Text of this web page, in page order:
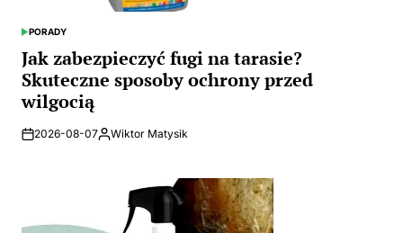
Jak zabezpieczyć fugi na tarasie?
Skuteczne sposoby ochrony przed
wilgocią
2026-08-07 Wiktor Matysik